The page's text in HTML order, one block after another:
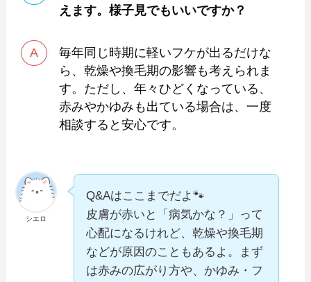
えます。様子見でもいいですか？
毎年同じ時期に軽いフケが出るだけな
ら、乾燥や換毛期の影響も考えられま
す。ただし、年々ひどくなっている、
赤みやかゆみも出ている場合は、一度
相談すると安心です。
シエロ
Q&Aはここまでだよ🐾
皮膚が赤いと「病気かな？」って
心配になるけれど、乾燥や換毛期
などが原因のこともあるよ。まず
は赤みの広がり方や、かゆみ・フ